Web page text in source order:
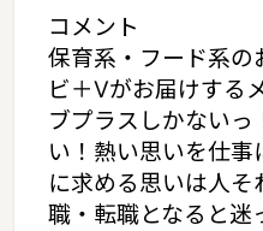
コメント
保育系・フード系の
ビ＋Vがお届けする
ブプラスしかないっ
い！熱い思いを仕
に求める思いは人そ
職・転職となると迷